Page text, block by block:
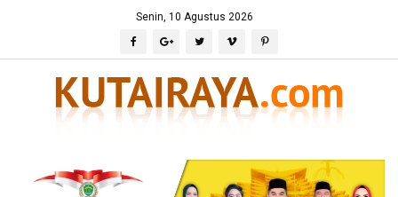
Senin, 10 Agustus 2026